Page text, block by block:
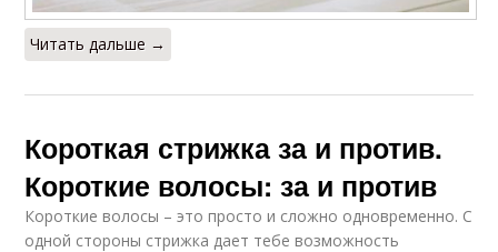
Читать дальше →
Короткая стрижка за и против.
Короткие волосы: за и против
Короткие волосы – это просто и сложно одновременно. С
одной стороны стрижка дает тебе возможность